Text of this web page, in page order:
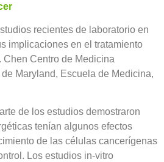
recientes de laboratorio en
implicaciones en el tratamiento
Chen Centro de Medicina
Maryland, Escuela de Medicina,
de los estudios demostraron
tenían algunos efectos
de las células cancerígenas
Los estudios in-vitro